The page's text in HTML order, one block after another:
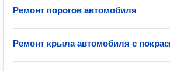
Ремонт порогов автомобиля
Ремонт крыла автомобиля с